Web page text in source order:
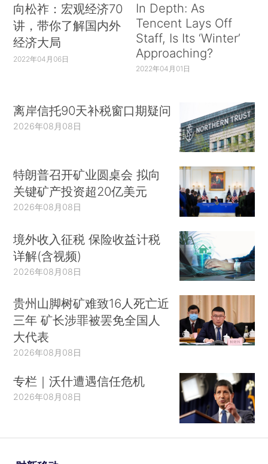
向松祚：宏观经济70
讲，带你了解国内外
经济大局
2022年04月06日
In Depth: As
Tencent Lays Off
Staff, Is Its ‘Winter’
Approaching?
2022年04月01日
离岸信托90天补税窗口期疑问
2026年08月08日
特朗普召开矿业圆桌会 拟向
关键矿产投资超20亿美元
2026年08月08日
境外收入征税 保险收益计税
详解(含视频)
2026年08月08日
贵州山脚树矿难致16人死亡近
三年 矿长涉罪被罢免全国人
大代表
2026年08月08日
专栏｜沃什遭遇信任危机
2026年08月08日